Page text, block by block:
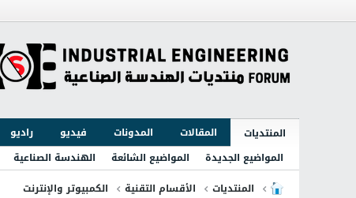
المنتديات المقالات المدونات فيديو راديو
المواضيع الجديدة
المواضيع الشائعة الهندسة الصناعية
المنتديات
الأقسام التقنية الكمبيوتر والإنترنت